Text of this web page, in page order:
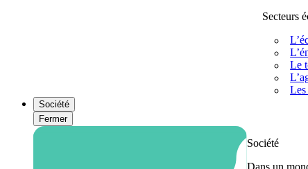
Secteurs
Le
Les
Société
Fermer
Société
Dans un